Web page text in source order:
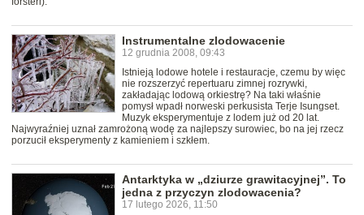
Instrumentalne zlodowacenie
12 grudnia 2008, 09:43
Istnieją lodowe hotele i restauracje, czemu by więc
nie rozszerzyć repertuaru zimnej rozrywki,
zakładając lodową orkiestrę? Na taki właśnie
pomysł wpadł norweski perkusista Terje Isungset.
Muzyk eksperymentuje z lodem już od 20 lat.
Najwyraźniej uznał zamrożoną wodę za najlepszy surowiec, bo na jej rzecz
porzucił eksperymenty z kamieniem i szkłem.
Antarktyka w „dziurze grawitacyjnej”. To
jedna z przyczyn zlodowacenia?
17 lutego 2026, 11:50